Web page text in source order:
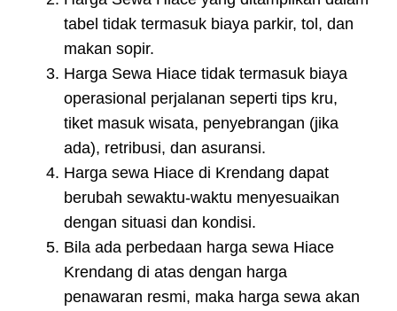
tabel tidak termasuk biaya parkir, tol, dan
makan sopir.
Harga Sewa Hiace tidak termasuk biaya
operasional perjalanan seperti tips kru,
tiket masuk wisata, penyebrangan (jika
ada), retribusi, dan asuransi.
Harga sewa Hiace di Krendang dapat
berubah sewaktu-waktu menyesuaikan
dengan situasi dan kondisi.
Bila ada perbedaan harga sewa Hiace
Krendang di atas dengan harga
penawaran resmi, maka harga sewa akan